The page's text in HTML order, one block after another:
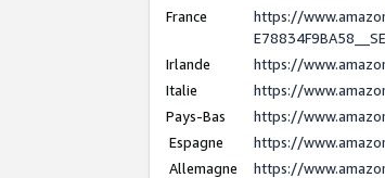
France
https://
Irlande
https://
Italie
https://
Pays-Bas
https://
Espagne
https://
Allemagne
https://